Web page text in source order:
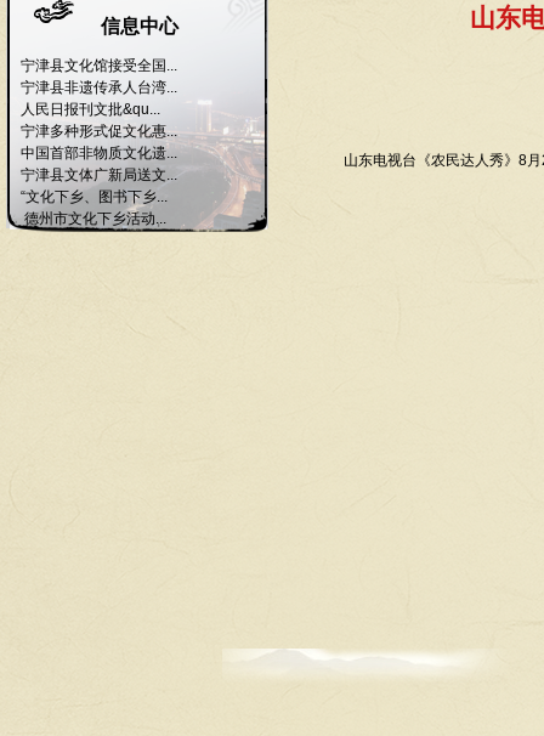
信息中心
宁津县文化馆接受全国...
宁津县非遗传承人台湾...
人民日报刊文批&qu...
宁津多种形式促文化惠...
中国首部非物质文化遗...
宁津县文体广新局送文...
“文化下乡、图书下乡...
德州市文化下乡活动...
山东
山东电视台《农民达人秀》8月28